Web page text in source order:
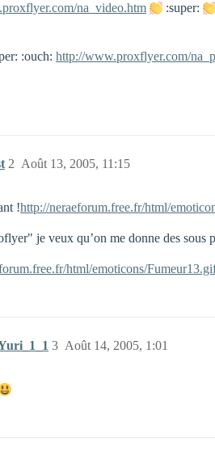
na_video.htm
:super:
:ouch: http://www.proxflyer.com/
Août 13, 2005, 11:15
2
!http://neraeforum.free.fr/html/
je veux qu’on me donne des sous
html/emoticons/
Août 14, 2005, 1:01
3